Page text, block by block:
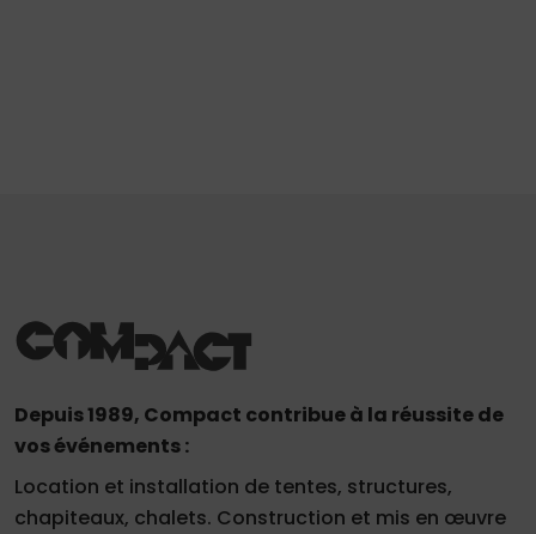
Depuis 1989, Compact contribue à la réussite de
vos événements :
Location et installation de tentes, structures,
chapiteaux, chalets. Construction et mis en œuvre